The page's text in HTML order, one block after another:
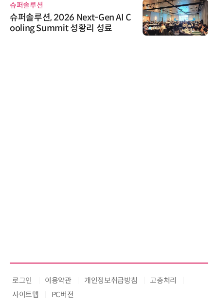
슈퍼솔루션
슈퍼솔루션, 2026 Next-Gen AI C
ooling Summit 성황리 성료
로그인 이용약관 개인정보취급방침
고충처리
사이트맵
PC버전